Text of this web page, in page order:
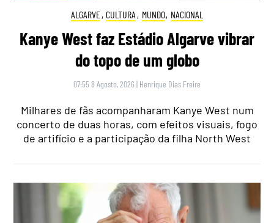
ALGARVE, CULTURA , MUNDO, NACIONAL
Kanye West faz Estádio Algarve vibrar
do topo de um globo
07:55 8 Agosto, 2026 | Henrique Dias Freire
Milhares de fãs acompanharam Kanye West num
concerto de duas horas, com efeitos visuais, fogo
de artifício e a participação da filha North West